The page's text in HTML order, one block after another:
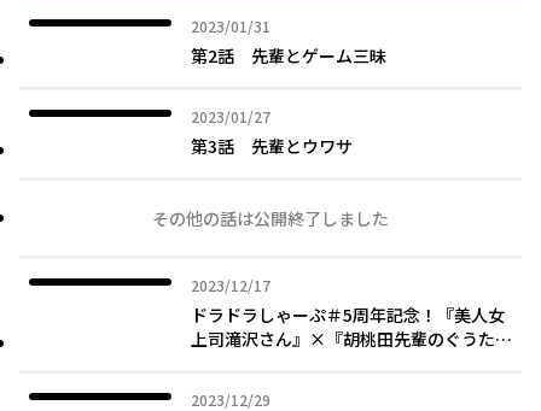
2023/01/31
2023年01月31日
第2話 先輩とゲーム三昧
2023/01/27
2023年01月27日
第3話 先輩とウワサ
その他の話は公開終了しました
2023/12/17
2023年12月17日
ドラドラしゃーぷ＃5周年記念！『美人女
上司滝沢さん』×『胡桃田先輩のぐうたら
2023/12/29
2023年12月29日